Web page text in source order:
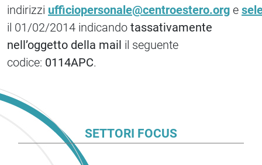
indirizzi ufficiopersonale@centroestero.org e
il 01/02/2014 indicando tassativamente
nell’oggetto della mail il seguente
codice: 0114APC.
SETTORI FOCUS